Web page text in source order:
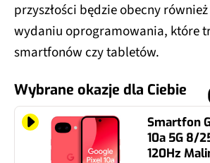
przyszłości będzie obecny
wydaniu oprogramowania, które
smartfonów czy tabletów.
Wybrane okazje dla Ciebie
Smartfon
10a 5G 8/
120Hz